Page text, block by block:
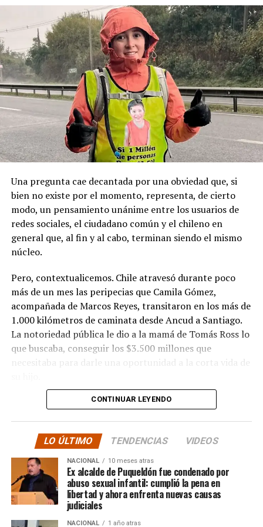
de Puqueldón, donde Montecinos ejerció como
autoridad y mantenía vínculos con sectores políticos
locales, principalmente de derecha.
Pese a la gravedad a la gravedad de los hechos, no se
registraron declaraciones públicas de su partido ni
sanciones políticas posteriores.
buscamos es que esta fecha sea un feriado regional
permanente y se haga justicia con esta posesión
geopolítica que es tan importante”.
Recordemos que el 21 de Septiembre de 1883 se produjo
la Toma de Posesión del Estrecho de Magallanes, donde
el capitán Juan Guillermos y 23 tripulantes a bordo de la
Goleta de Guerra Ancud de la Armada tomaron posesión
de estas tierras patagónicas donde izaron la bandera
nacional declarando este territorio como parte de Chile.
Una pregunta cae decantada por una obviedad que, si
bien no existe por el momento, representa, de cierto
modo, un pensamiento unánime entre los usuarios de
redes sociales, el ciudadano común y el chileno en
general que, al fin y al cabo, terminan siendo el mismo
núcleo.
Pero, contextualicemos. Chile atravesó durante poco
más de un mes las peripecias que Camila Gómez,
acompañada de Marcos Reyes, transitaron en los más de
1.000 kilómetros de caminata desde Ancud a Santiago.
La notoriedad pública le dio a la mamá de Tomás Ross lo
que buscaba, conseguir los $3.500 millones que
necesitaba para darle una oportunidad a la corta vida de
La solidaridad y empatía de los chilenos en cada paso
sino que se superó con creces. De hecho, el último
cómputo dado a conocer reveló la suma total de
$3.689.545.200.
Según Camila Gómez, el excedente de casi $200
millones sería destinadopara los costos médicos
asociados al suministro del Elevidys «porque los 3.500
CONTINUAR LEYENDO
LO ÚLTIMO TENDENCIAS VIDEOS
NACIONAL 10 meses atras
Ex alcalde de Puqueldón fue condenado por
abuso sexual infantil: cumplió la pena en
libertad y ahora enfrenta nuevas causas
judiciales
NACIONAL 1 año atras